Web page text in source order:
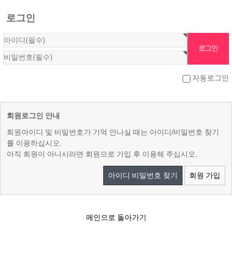
로그인
자동로그인
회원로그인 안내
회원아이디 및 비밀번호가 기억 안나실 때는 아이디/비밀번호 찾기
를 이용하십시오.
아직 회원이 아니시라면 회원으로 가입 후 이용해 주십시오.
아이디 비밀번호 찾기 회원 가입
메인으로 돌아가기